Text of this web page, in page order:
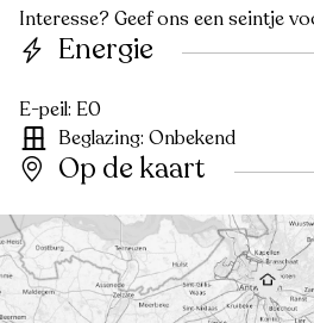
Interesse? Geef ons een seintje
Energie
E-peil: E0
Beglazing: Onbekend
Op de kaart